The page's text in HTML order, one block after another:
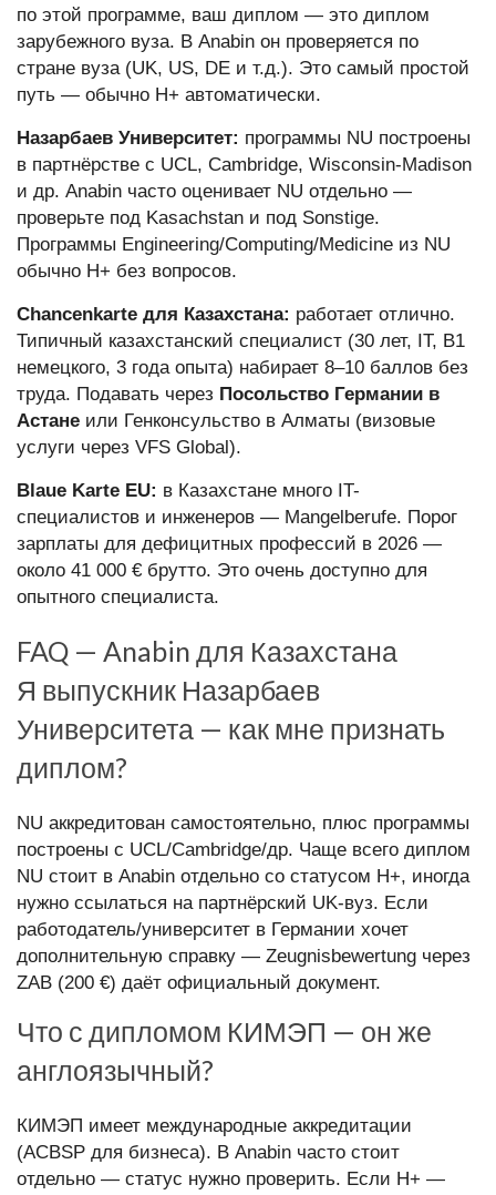
по этой программе, ваш диплом — это диплом
зарубежного вуза. В Anabin он проверяется по
стране вуза (UK, US, DE и т.д.). Это самый простой
путь — обычно H+ автоматически.
Назарбаев Университет: программы NU построены
в партнёрстве с UCL, Cambridge, Wisconsin-Madison
и др. Anabin часто оценивает NU отдельно —
проверьте под Kasachstan и под Sonstige.
Программы Engineering/Computing/Medicine из NU
обычно H+ без вопросов.
Chancenkarte для Казахстана: работает отлично.
Типичный казахстанский специалист (30 лет, IT, B1
немецкого, 3 года опыта) набирает 8–10 баллов без
труда. Подавать через Посольство Германии в
Астане или Генконсульство в Алматы (визовые
услуги через VFS Global).
Blaue Karte EU: в Казахстане много IT-
специалистов и инженеров — Mangelberufe. Порог
зарплаты для дефицитных профессий в 2026 —
около 41 000 € брутто. Это очень доступно для
опытного специалиста.
FAQ — Anabin для Казахстана
Я выпускник Назарбаев
Университета — как мне признать
диплом?
NU аккредитован самостоятельно, плюс программы
построены с UCL/Cambridge/др. Чаще всего диплом
NU стоит в Anabin отдельно со статусом H+, иногда
нужно ссылаться на партнёрский UK-вуз. Если
работодатель/университет в Германии хочет
дополнительную справку — Zeugnisbewertung через
ZAB (200 €) даёт официальный документ.
Что с дипломом КИМЭП — он же
англоязычный?
КИМЭП имеет международные аккредитации
(ACBSP для бизнеса). В Anabin часто стоит
отдельно — статус нужно проверить. Если H+ —